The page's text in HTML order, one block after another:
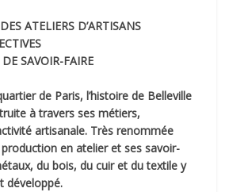
ATELIERS D’ARTISANS
SAVOIR-FAIRE
de Paris, l’histoire de Belleville
à traversses métiers,
artisanale. Très renommée
production en atelier et ses savoir-
du bois, du cuir et du textile y
développé.